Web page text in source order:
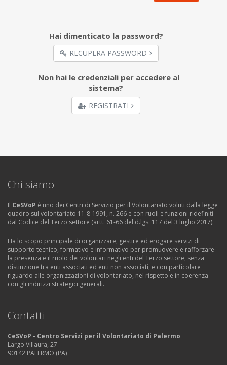
Hai dimenticato la password?
RECUPERA PASSWORD
Non hai le credenziali per accedere al
sistema?
REGISTRATI
Chi siamo
Il CeSVoP è uno dei Centri di Servizio per il Volontariato voluti dalla legge
quadro sul volontariato 11-8-1991, n. 266 e con ruoli e funzioni ridefiniti
dal Codice del Terzo settore (artt. 61-66 del d.lgs. 117 del 3 luglio 2017).
Ha lo scopo principale di organizzare, gestire ed erogare servizi di
supporto tecnico, formativo e informativo per promuovere e rafforzare
la presenza e il ruolo dei volontari negli enti del Terzo settore, senza
distinzione tra enti associati ed enti non associati, e con particolare
riguardo alle organizzazioni di volontariato, nel rispetto e in coerenza
con gli indirizzi strategici generali.
Contatti
CeSVoP - Centro Servizi per il Volontariato di Palermo
Largo Villaura, 27
90142 PALERMO (PA)